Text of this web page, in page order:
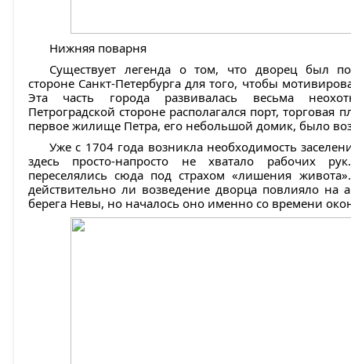
Нижняя поварня
Существует легенда о том, что дворец был
стороне Санкт-Петербурга для того, чтобы
Эта часть города развивалась весьма
Петроградской стороне располагался порт,
первое жилище Петра, его небольшой домик, было
Уже с 1704 года возникла необходимость
здесь просто-напросто не хватало рабочих
переселялись сюда под страхом «лишения
действительно ли возведение дворца повлияло на
берега Невы, но началось оно именно со времени